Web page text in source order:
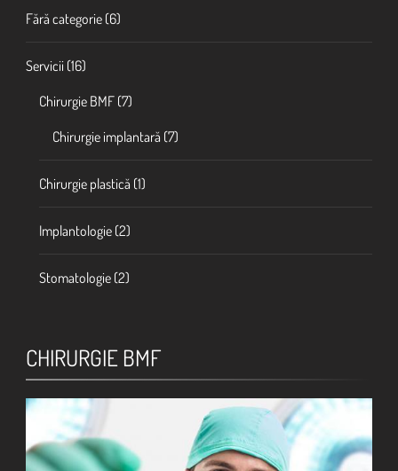
Fără categorie (6)
Servicii (16)
Chirurgie BMF (7)
Chirurgie implantară (7)
Chirurgie plastică (1)
Implantologie (2)
Stomatologie (2)
CHIRURGIE BMF